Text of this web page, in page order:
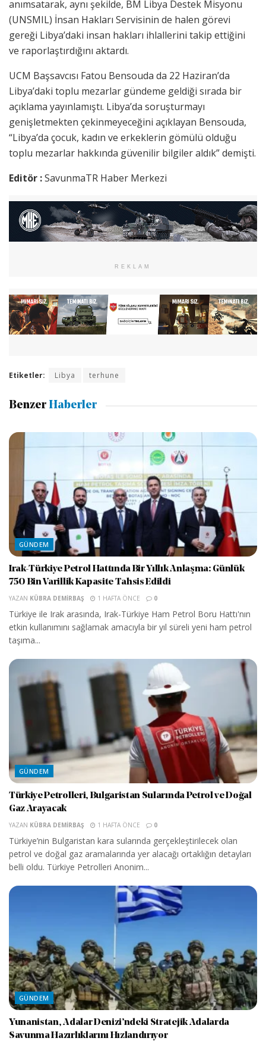
anımsatarak, aynı şekilde, BM Libya Destek Misyonu
(UNSMIL) İnsan Hakları Servisinin de halen görevi
gereği Libya’daki insan hakları ihlallerini takip ettiğini
ve raporlaştırdığını aktardı.
UCM Başsavcısı Fatou Bensouda da 22 Haziran’da
Libya’daki toplu mezarlar gündeme geldiği sırada bir
açıklama yayınlamıştı. Libya’da soruşturmayı
genişletmekten çekinmeyeceğini açıklayan Bensouda,
“Libya’da çocuk, kadın ve erkeklerin gömülü olduğu
toplu mezarlar hakkında güvenilir bilgiler aldık” demişti.
Editör :SavunmaTR Haber Merkezi
REKLAM
Etiketler: Libya terhune
Benzer Haberler
GÜNDEM
Irak-Türkiye Petrol Hattında Bir Yıllık Anlaşma: Günlük
750 Bin Varillik Kapasite Tahsis Edildi
YAZAN KÜBRA DEMIRBAŞ 1 HAFTA ÖNCE 0
Türkiye ile Irak arasında, Irak-Türkiye Ham Petrol Boru Hattı'nın
etkin kullanımını sağlamak amacıyla bir yıl süreli yeni ham petrol
taşıma...
GÜNDEM
Türkiye Petrolleri, Bulgaristan Sularında Petrol ve Doğal
Gaz Arayacak
YAZAN KÜBRA DEMIRBAŞ 1 HAFTA ÖNCE 0
Türkiye’nin Bulgaristan kara sularında gerçekleştirilecek olan
petrol ve doğal gaz aramalarında yer alacağı ortaklığın detayları
belli oldu. Türkiye Petrolleri Anonim...
GÜNDEM
Yunanistan, Adalar Denizi’ndeki Stratejik Adalarda
Savunma Hazırlıklarını Hızlandırıyor